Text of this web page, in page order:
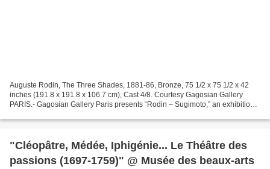
Auguste Rodin, The Three Shades, 1881-86, Bronze, 75 1/2 x 75 1/2 x 42
inches (191.8 x 191.8 x 106.7 cm), Cast 4/8. Courtesy Gagosian Gallery
PARIS.- Gagosian Gallery Paris presents “Rodin – Sugimoto,” an exhibition
"Cléopâtre, Médée, Iphigénie... Le Théâtre des
passions (1697-1759)" @ Musée des beaux-arts